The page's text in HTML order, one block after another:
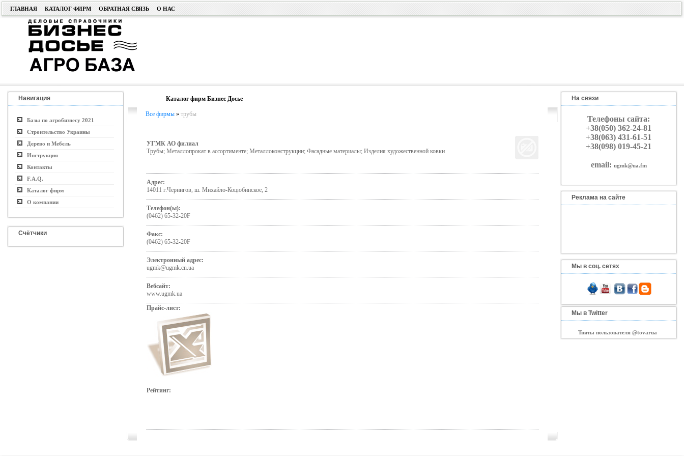
ГЛАВНАЯ КАТАЛОГ ФИРМ ОБРАТНАЯ СВЯЗЬ О НАС
Навигация
Базы по агробизнесу 2021
Строительство Украины
Дерево и Мебель
Инструкция
Контакты
F.A.Q.
Каталог фирм
О компании
Счётчики
Каталог фирм Бизнес Досье
Все фирмы» трубы
УГМК АО филиал
Трубы; Металлопрокат в ассортименте; Металлоконструкции; Фасадные материалы; Изделия художественной ковки
Адрес:
14011 г.Чернигов, ш. Михайло-Коцюбинское, 2
Телефон(ы):
(0462) 65-32-20F
Факс:
(0462) 65-32-20F
Электронный адрес:
ugmk@ugmk.cn.ua
Вебсайт:
www.ugmk.ua
Прайс-лист:
Рейтинг:
На связи
Телефоны сайта:
+38(050) 362-24-81
+38(063) 431-61-51
+38(098) 019-45-21
email: ugmk@ua.fm
Реклама на сайте
Мы в соц. сетях
Мы в Twitter
Твиты пользователя @tovarua